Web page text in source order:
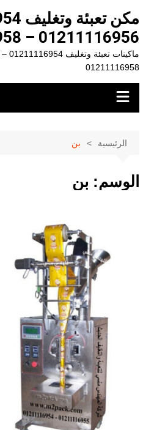
المحتوى01211116956 – 01211116958
01211116958
الرئيسية بن
الوسم: بن